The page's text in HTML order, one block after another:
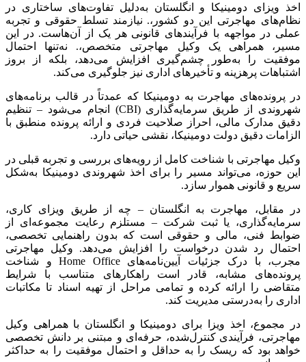
اخذ ویزای دومینیکا و انگلستان به‌دلیل تفاوت‌های ساختاری در
نظام‌های مهاجرتی این دو کشور،. نیازمند تسلط حقوقی و تجربه
عملی در مواجهه با فرآیندهای قانونی هر یک از آن‌هاست.در این
مسیر، همراهی یک وکیل مهاجرتی متخصص،. نه‌تنها احتمال
موفقیت را به‌طور چشم‌گیری افزایش می‌دهد، بلکه از بروز
اشتباهات پرهزینه و تأخیرهای اداری نیز جلوگیری می‌کند.
در پرونده‌های مهاجرت به دومینیکا که عمدتاً در قالب برنامه‌های
شهروندی از طریق سرمایه‌گذاری(CBI)
انجام می‌شود – تنظیم
دقیق مدارک مالی، احراز صلاحیت فردی و ارائه پرونده منطبق با
الزامات دقیق دولت دومینیکا، نقشی حیاتی دارد.
وکیل مهاجرتی با شناخت کامل از رویه‌های بررسی و تجربه قبلی در
این حوزه، می‌تواند مسیر را برای اخذ شهروندی دومینیکا به‌شکل
سریع و قانونی هموار سازد.
در مقابل، مهاجرت به انگلستان – چه از طریق ویزای کاری،
سرمایه‌گذاری، یا ثبت شرکت – مستلزم رعایت مجموعه‌ای از
ضوابط فنی، مالی و حقوقی است که بدون راهنمایی تخصصی،
احتمال رد شدن درخواست را افزایش می‌دهد. وکیل مهاجرتی
مجرب، با درک جزئیات آیین‌نامه‌هایHome Office
و شناخت
پرونده‌های مشابه، قادر است راهکارهای متناسب با شرایط
متقاضی را ارائه کرده و تمامی مراحل از تهیه اسناد تا مکاتبات
اداری را به‌درستی مدیریت کند.
در مجموع، اخذ ویزا برای دومینیکا و انگلستان با همراهی وکیل
مهاجرتی، فرآیندی کنترل‌شده، حرفه‌ای و مبتنی بر دانش تخصصی
خواهد بود که ریسک را به حداقل و احتمال موفقیت را به حداکثر